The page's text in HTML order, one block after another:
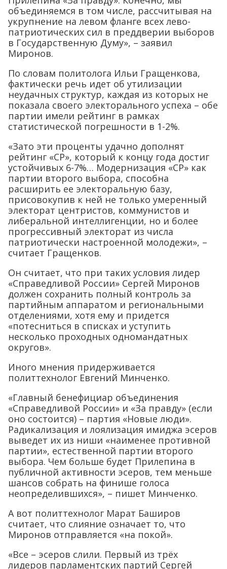
объединяемся в том числе, рассчитывая на
укрупнение на левом фланге всех лево-
патриотических сил в преддверии выборов
в Государственную Думу», – заявил
Миронов.
По словам политолога Ильи Гращенкова,
фактически речь идет об утилизации
неудачных структур, каждая из которых не
показала своего электорального успеха – обе
партии имели рейтинг в рамках
статистической погрешности в 1-2%.
«Зато эти проценты удачно дополнят
рейтинг «СР», который к концу года достиг
устойчивых 6-7%… Модернизация «СР» как
партии второго выбора, способна
расширить ее электоральную базу,
присовокупив к ней не только умеренный
электорат центристов, коммунистов и
либеральной интеллигенции, но и более
прогрессивный электорат из числа
патриотически настроенной молодежи», –
считает Гращенков.
Он считает, что при таких условия лидер
«Справедливой России» Сергей Миронов
должен сохранить полный контроль за
партийным аппаратом и региональными
отделениями, хотя ему и придется
«потесниться в списках и уступить
несколько проходных одномандатных
округов».
Иного мнения придерживается
политтехнолог Евгений Минченко.
«Главный бенефициар объединения
«Справедливой России» и «За правду» (если
оно состоится) – партия «Новые люди».
Радикализация и лоялизация имиджа эсеров
выведет их из ниши «наименее противной
партии», естественной партии второго
выбора. Чем больше будет Прилепина в
публичной активности эсеров, тем меньше
шансов собрать на финише голоса
неопределившихся», – пишет Минченко.
А вот политтехнолог Марат Баширов
считает, что слияние означает то, что
Миронов отправляется «на покой».
«Все – эсеров слили. Первый из трёх
лидеров парламентских партий Сергей